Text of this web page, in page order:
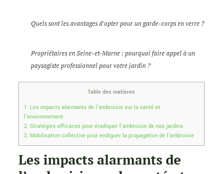
Quels sont les avantages d'opter pour un garde-corps en verre ?
Propriétaires en Seine-et-Marne : pourquoi faire appel à un
paysagiste professionnel pour votre jardin ?
Table des matières
1. Les impacts alarmants de l’ambroisie sur la santé et
l’environnement
2. Stratégies efficaces pour éradiquer l’ambroisie de nos jardins
3. Mobilisation collective pour endiguer la propagation de l’ambroisie
Les impacts alarmants de